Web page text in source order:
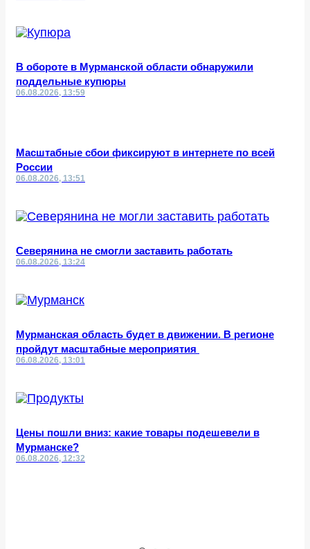
В обороте в Мурманской области обнаружили
поддельные купюры
06.08.2026, 13:59
Масштабные сбои фиксируют в интернете по всей
России
06.08.2026, 13:51
Северянина не смогли заставить работать
06.08.2026, 13:24
Мурманская область будет в движении. В регионе
пройдут масштабные мероприятия
06.08.2026, 13:01
Цены пошли вниз: какие товары подешевели в
Мурманске?
06.08.2026, 12:32